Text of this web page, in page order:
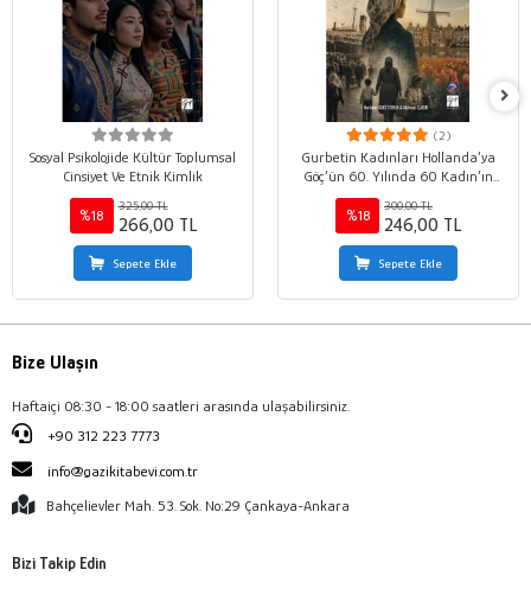
Sosyal Psikolojide Kültür Toplumsal
Cinsiyet Ve Etnik Kimlik
%18
325,00 TL
266,00 TL
Sepete Ekle
(2)
Gurbetin Kadınları Hollanda’ya
Göç’ün 60. Yılında 60 Kadın’ın
Gurbet Anlatıları
%18
300,00 TL
246,00 TL
Sepete Ekle
Bize Ulaşın
Haftaiçi 08:30 - 18:00 saatleri arasında ulaşabilirsiniz.
+90 312 223 7773
info@gazikitabevi.com.tr
Bahçelievler Mah. 53. Sok. No:29 Çankaya-Ankara
Bizi Takip Edin